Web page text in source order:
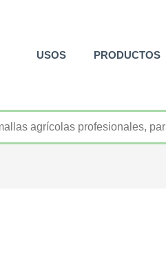
USOS PRODUCTOS